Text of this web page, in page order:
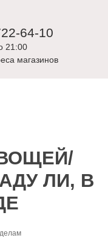
64-10
21:00
магазинов
ЛИ, В